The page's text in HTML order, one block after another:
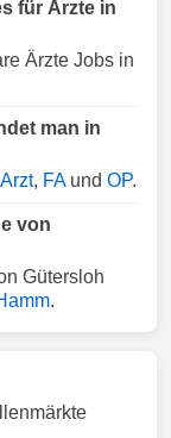
für Ärzte in
Ärzte Jobs in
man in
Arzt, FAund OP.
von
Gütersloh
.